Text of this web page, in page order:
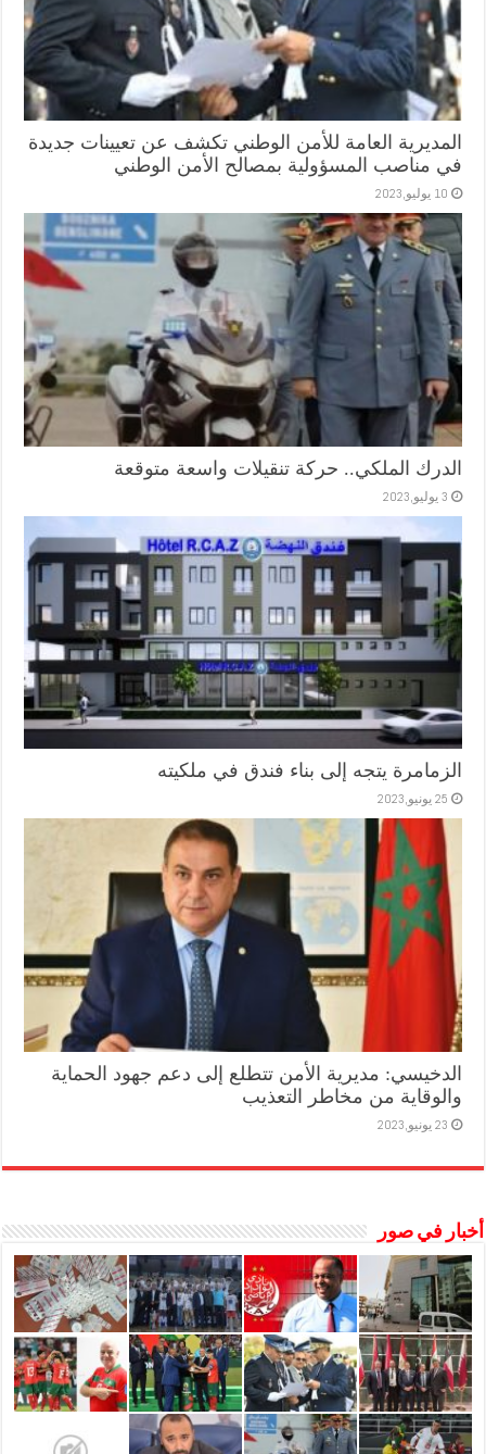
المديرية العامة للأمن الوطني تكشف عن تعيينات جديدة
في مناصب المسؤولية بمصالح الأمن الوطني
10 يوليو,2023
الدرك الملكي.. حركة تنقيلات واسعة متوقعة
3 يوليو,2023
الزمامرة يتجه إلى بناء فندق في ملكيته
25 يونيو,2023
الدخيسي: مديرية الأمن تتطلع إلى دعم جهود الحماية
والوقاية من مخاطر التعذيب
23 يونيو,2023
أخبار في صور